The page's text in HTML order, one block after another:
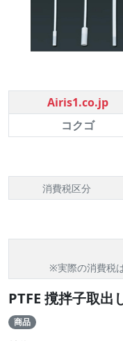
Airis1.co.jp
コクゴ
消費税区分
※実際の消費税
PTFE 撹拌子取出
商品